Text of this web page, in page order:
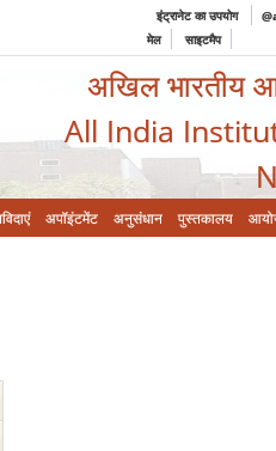
इंट्रानेट का उपयोग
मेल
साइटमैप
अखिल भारतीय
All India
अपॉइंटमेंट अनुसंधान पुस्तकालय